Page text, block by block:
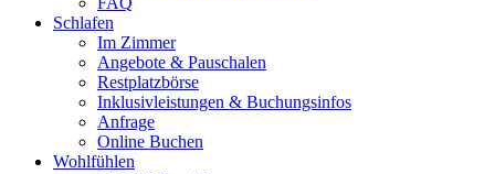
Schlafen
Im Zimmer
Angebote & Pauschalen
Restplatzbörse
Inklusivleistungen & Buchungsinfos
Anfrage
Online Buchen
Wohlfühlen